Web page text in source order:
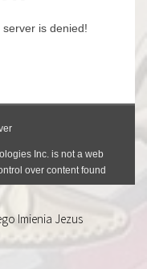
Imienia Jezus